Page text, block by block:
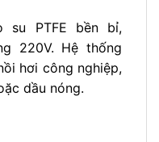
su PTFE bền bỉ,
220V. Hệ thống
hơi công nghiệp,
dầu nóng.